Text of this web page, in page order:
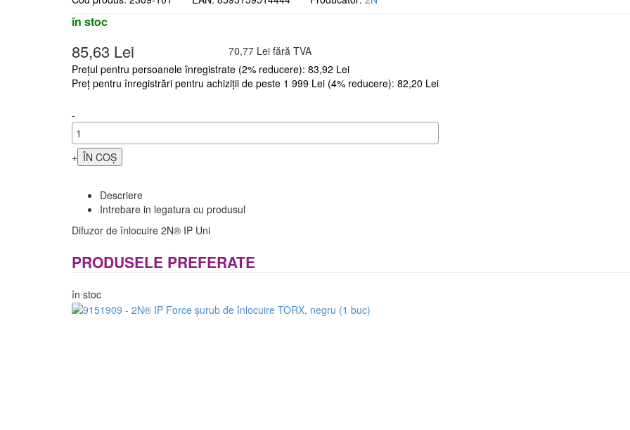
în stoc
85,63 Lei
70,77 Lei fără TVA
Prețul pentru persoanele înregistrate (2% reducere): 83,92 Lei
Preț pentru înregistrări pentru achiziții de peste 1 999 Lei (4% reducere): 82,20 Lei
-
+
Descriere
Intrebare in legatura cu produsul
Difuzor de înlocuire 2N® IP Uni
PRODUSELE PREFERATE
în stoc